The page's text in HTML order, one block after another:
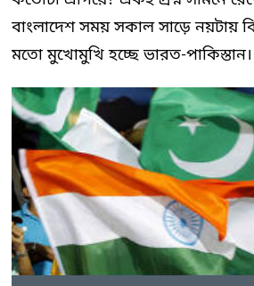
বাংলাদেশ সময় সকাল সাড়ে নয়টায়
মতো মুখোমুখি হচ্ছে ভারত-পাকিস্তান।